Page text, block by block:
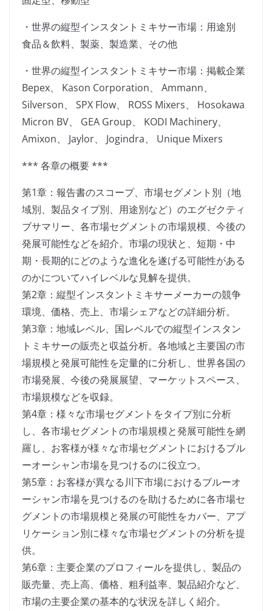
・世界の縦型インスタントミキサー市場：用途別
食品＆飲料、製薬、製造業、その他
・世界の縦型インスタントミキサー市場：掲載企業
Bepex、 Kason Corporation、 Ammann、
Silverson、 SPX Flow、 ROSS Mixers、 Hosokawa
Micron BV、 GEA Group、 KODI Machinery、
Amixon、 Jaylor、 Jogindra、 Unique Mixers
*** 各章の概要 ***
第1章：報告書のスコープ、市場セグメント別（地
域別、製品タイプ別、用途別など）のエグゼクティ
ブサマリー、各市場セグメントの市場規模、今後の
発展可能性などを紹介。市場の現状と、短期・中
期・長期的にどのような進化を遂げる可能性がある
のかについてハイレベルな見解を提供。
第2章：縦型インスタントミキサーメーカーの競争
環境、価格、売上、市場シェアなどの詳細分析。
第3章：地域レベル、国レベルでの縦型インスタン
トミキサーの販売と収益分析。各地域と主要国の市
場規模と発展可能性を定量的に分析し、世界各国の
市場発展、今後の発展展望、マーケットスペース、
市場規模などを収録。
第4章：様々な市場セグメントをタイプ別に分析
し、各市場セグメントの市場規模と発展可能性を網
羅し、お客様が様々な市場セグメントにおけるブル
ーオーシャン市場を見つけるのに役立つ。
第5章：お客様が異なる川下市場におけるブルーオ
ーシャン市場を見つけるのを助けるために各市場セ
グメントの市場規模と発展の可能性をカバー、アプ
リケーション別に様々な市場セグメントの分析を提
供。
第6章：主要企業のプロフィールを提供し、製品の
販売量、売上高、価格、粗利益率、製品紹介など、
市場の主要企業の基本的な状況を詳しく紹介。